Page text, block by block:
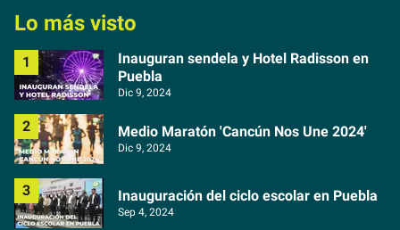
Lo más visto
Inauguran sendela y Hotel Radisson en
Puebla
Dic 9, 2024
Medio Maratón 'Cancún Nos Une 2024'
Dic 9, 2024
Inauguración del ciclo escolar en Puebla
Sep 4, 2024